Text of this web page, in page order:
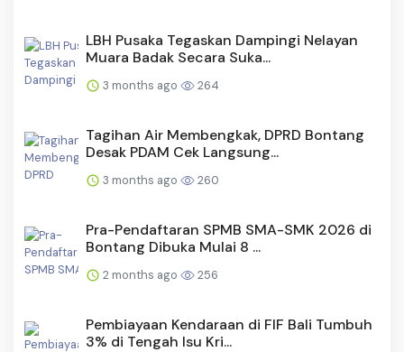
LBH Pusaka Tegaskan Dampingi Nelayan
Muara Badak Secara Suka...
3 months ago 264
Tagihan Air Membengkak, DPRD Bontang
Desak PDAM Cek Langsung...
3 months ago 260
Pra-Pendaftaran SPMB SMA-SMK 2026 di
Bontang Dibuka Mulai 8 ...
2 months ago 256
Pembiayaan Kendaraan di FIF Bali Tumbuh
3% di Tengah Isu Kri...